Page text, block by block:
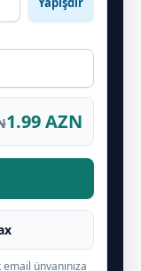
1.99 AZN
ünvanınıza